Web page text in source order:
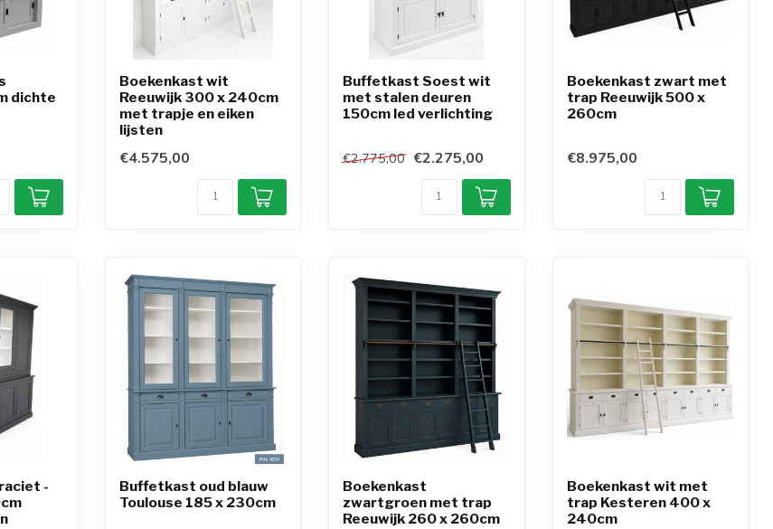
dichte
Boekenkast wit
Reeuwijk 300 x 240cm
met trapje en eiken
lijsten
€4.575,00
Buffetkast Soest wit
met stalen deuren
150cm led verlichting
€2.775,00 €2.275,00
Boekenkast zwart met
trap Reeuwijk 500 x
260cm
€8.975,00
-
Buffetkast oud blauw
Toulouse 185 x 230cm
Boekenkast
zwartgroen met trap
Reeuwijk 260 x 260cm
Boekenkast wit met
trap Kesteren 400 x
240cm